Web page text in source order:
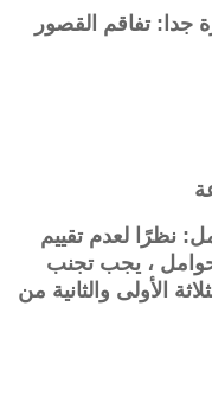
جدا: تفاقم القصور
نظرًا لعدم تقييم
، يجب تجنب
الأولى والثانية من